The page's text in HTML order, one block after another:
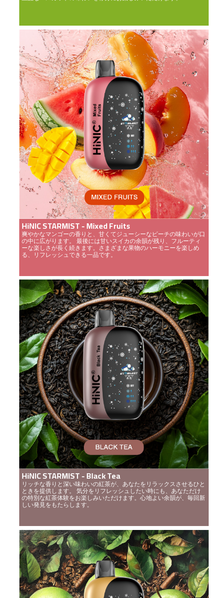
HiNIC STARMIST - Mixed Fruits
爽やかなマンゴーの香りと、甘くてジューシーなピーチの味わいが口
の中に広がります。 最後には甘いスイカの余韻が残り、フルーティ
ーな楽しさが長く続きます。さまざまな果物のハーモニーを楽しめ
る、リフレッシュできる一品です。
HiNIC STARMIST - Black Tea
リッチな香りと深い味わいの紅茶が、あなたをリラックスさせるひと
ときを提供します。 気分をリフレッシュしたい時にも、あなただけ
の特別な紅茶体験をお楽しみいただけます。心地よい余韻が、毎回新
しい発見をもたらします。